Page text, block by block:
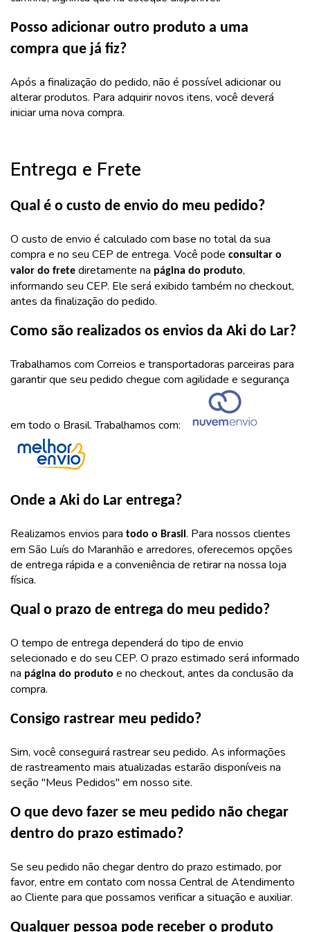
Posso adicionar outro produto a uma
compra que já fiz?
Após a finalização do pedido, não é possível adicionar ou
alterar produtos. Para adquirir novos itens, você deverá
iniciar uma nova compra.
Entrega e Frete
Qual é o custo de envio do meu pedido?
O custo de envio é calculado com base no total da sua
compra e no seu CEP de entrega. Você pode consultar o
valor do frete diretamente na página do produto,
informando seu CEP. Ele será exibido também no checkout,
antes da finalização do pedido.
Como são realizados os envios da Aki do Lar?
Trabalhamos com Correios e transportadoras parceiras para
garantir que seu pedido chegue com agilidade e segurança
em todo o Brasil. Trabalhamos com:
Onde a Aki do Lar entrega?
Realizamos envios para todo o Brasil. Para nossos clientes
em São Luís do Maranhão e arredores, oferecemos opções
de entrega rápida e a conveniência de retirar na nossa loja
física.
Qual o prazo de entrega do meu pedido?
O tempo de entrega dependerá do tipo de envio
selecionado e do seu CEP. O prazo estimado será informado
na página do produto e no checkout, antes da conclusão da
compra.
Consigo rastrear meu pedido?
Sim, você conseguirá rastrear seu pedido. As informações
de rastreamento mais atualizadas estarão disponíveis na
seção "Meus Pedidos" em nosso site.
O que devo fazer se meu pedido não chegar
dentro do prazo estimado?
Se seu pedido não chegar dentro do prazo estimado, por
favor, entre em contato com nossa Central de Atendimento
ao Cliente para que possamos verificar a situação e auxiliar.
Qualquer pessoa pode receber o produto